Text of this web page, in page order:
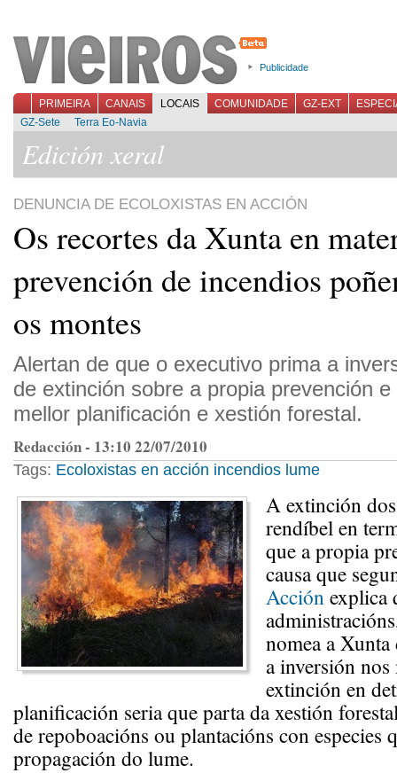
Publicidade
PRIMEIRA CANAIS LOCAIS COMUNIDADE GZ-EXT
GZ-Sete
Terra Eo-Navia
Edición xeral
DENUNCIA DE ECOLOXISTAS EN ACCIÓN
Os recortes da Xunta en
prevención de incendios
os montes
Alertan de que o executivo prima a
de extinción sobre a propia prevención
mellor planificación e xestión forestal.
Redacción - 13:10 22/07/2010
Tags: Ecoloxistas en acción incendios lume
A extinción
rendíbel en
que a propia
causa que
Acciónexplica
nomea a
a inversión nos
extinción en
planificación seria que parta da xestión
de repoboacións ou plantacións con especies
propagación do lume.